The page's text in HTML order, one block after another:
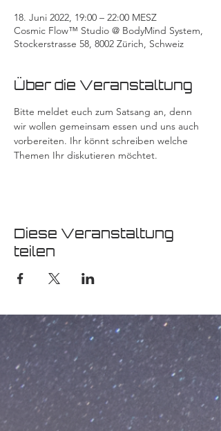
18. Juni 2022, 19:00 – 22:00 MESZ
Cosmic Flow™ Studio @ BodyMind System,
Stockerstrasse 58, 8002 Zürich, Schweiz
Über die Veranstaltung
Bitte meldet euch zum Satsang an, denn
wir wollen gemeinsam essen und uns auch
vorbereiten. Ihr könnt schreiben welche
Themen Ihr diskutieren möchtet.
Diese Veranstaltung
teilen